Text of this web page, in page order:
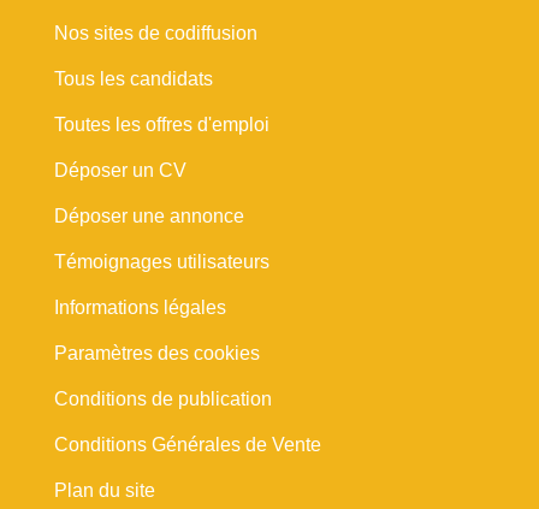
Nos sites de codiffusion
Tous les candidats
Toutes les offres d'emploi
Déposer un CV
Déposer une annonce
Témoignages utilisateurs
Informations légales
Paramètres des cookies
Conditions de publication
Conditions Générales de Vente
Plan du site